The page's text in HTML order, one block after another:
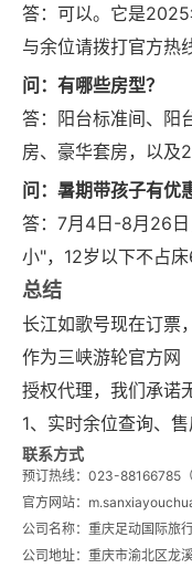
答：可以。它是
与余位请拨打官方热
问：有哪些房型？
答：阳台标准间、阳
房、豪华套房，以及
问：暑期带孩子有优
答：7月4日-8月26
小"，12岁以下不占床
总结
长江如歌号现在订票
作为三峡游轮官方网
授权代理，我们承诺
1、实时余位查询、售
联系方式
预订热线：023-88166785
官方网站：
公司名称：重庆足动国际旅
公司地址：重庆市渝北区龙